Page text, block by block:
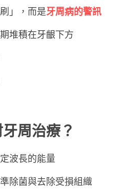
」，而是牙周病的警訊
堆積在牙齦下方
周治療？
波長的能量
除菌與去除受損組織